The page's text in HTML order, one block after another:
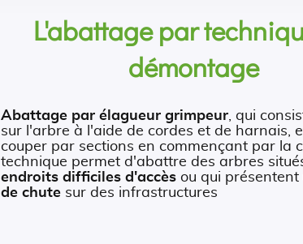
L'abattage par
démontage
Abattage par élagueur grimpeur, qui
sur l'arbre à l'aide de cordes et de harnais,
couper par sections en commençant par la
technique permet d'abattre des arbres
endroits difficiles d'accès ou qui présentent
de chute sur des infrastructures